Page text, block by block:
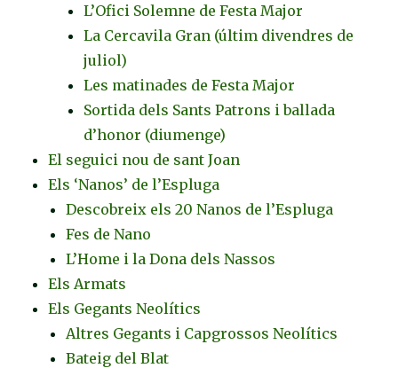
L’Ofici Solemne de Festa Major
La Cercavila Gran (últim divendres de
juliol)
Les matinades de Festa Major
Sortida dels Sants Patrons i ballada
d’honor (diumenge)
El seguici nou de sant Joan
Els ‘Nanos’ de l’Espluga
Descobreix els 20 Nanos de l’Espluga
Fes de Nano
L’Home i la Dona dels Nassos
Els Armats
Els Gegants Neolítics
Altres Gegants i Capgrossos Neolítics
Bateig del Blat